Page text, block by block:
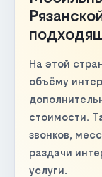
На этой
объёму
стоимости.
звонков,
раздачи
услуги.